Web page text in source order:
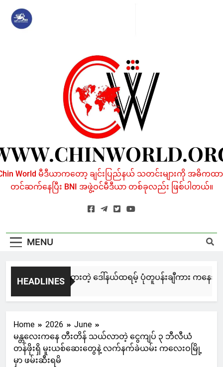
content
World မီဒီယာကတော့ ချင်းပြည်နယ် သတင်းများကို အဓိကထာ
တင်ဆက်နေပြီး BNI အဖွဲ့ဝင်မီဒီယာ တစ်ခုလည်း ဖြစ်ပါတယ်။
MENU
HEADLINES
ြင်းချေးနဲ့ ရေးဆွဲထားတဲ့ ဒေါ်နယ်ထရမ့် ပုံတူပန်းချီကား ကနေဒါမှာ
Days Ago
Home 2026
June
မန္တလေးကနေ တီးတိန် သယ်လာတဲ့ ငွေကျပ် ၃ ဘီလီယံ
တန်ဖိုးရှိ မူးယစ်ဆေးတွေနဲ့ လက်နက်ခဲယမ်း ကလေးဝမြို့
မှာ ဖမ်းဆီးရမိ